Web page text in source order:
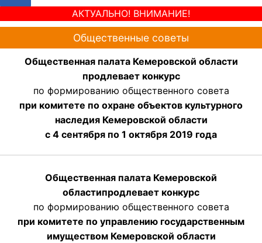
АКТУАЛЬНО! ВНИМАНИЕ!
Общественные советы
Общественная палата Кемеровской области
продлевает конкурс
по формированию общественного совета
при комитете по охране объектов культурного
наследия Кемеровской области
с 4 сентября по 1 октября 2019 года
Общественная палата Кемеровской
областипродлевает конкурс
по формированию общественного совета
при комитете по управлению государственным
имуществом Кемеровской области